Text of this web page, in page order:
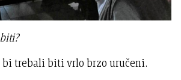
bi trebali biti vrlo brzo uručeni.